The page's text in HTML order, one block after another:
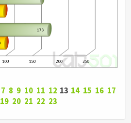
7 8 9 10 11 12 13 14 15 16 17
19 20 21 22 23